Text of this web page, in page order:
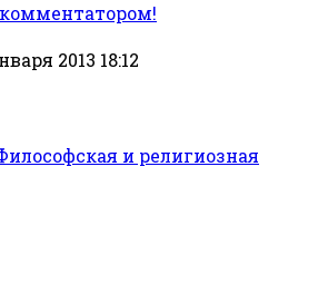
2013 18:12
и религиозная